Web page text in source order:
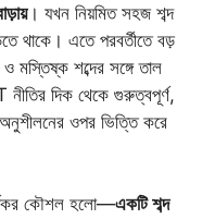
। যখন নিয়মিত সহজ শব্দ
থাকে। এতে পরবর্তীতে বড়
মস্তিষ্ক শব্দের সঙ্গে তাল
দিক থেকে গুরুত্বপূর্ণ,
ওপর ভিত্তি করে
কৌশল হলো—একটি শব্দ